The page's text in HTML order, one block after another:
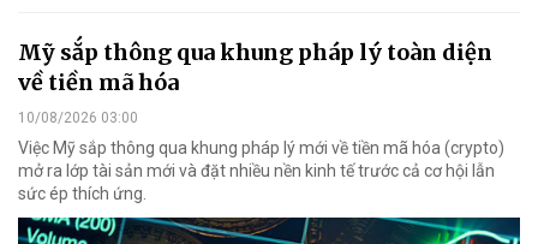
Mỹ sắp thông qua khung pháp lý toàn diện
về tiền mã hóa
10/08/2026 03:00
Việc Mỹ sắp thông qua khung pháp lý mới về tiền mã hóa (crypto)
mở ra lớp tài sản mới và đặt nhiều nền kinh tế trước cả cơ hội lẫn
sức ép thích ứng.